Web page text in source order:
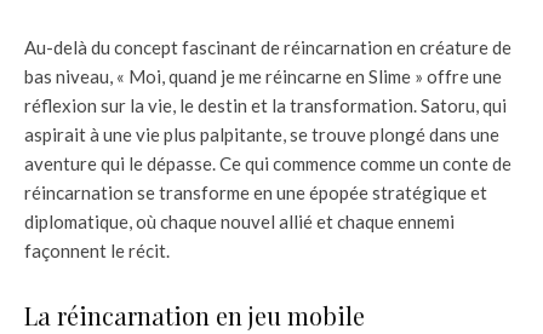
Au-delà du concept fascinant de réincarnation en créature de
bas niveau, « Moi, quand je me réincarne en Slime » offre une
réflexion sur la vie, le destin et la transformation. Satoru, qui
aspirait à une vie plus palpitante, se trouve plongé dans une
aventure qui le dépasse. Ce qui commence comme un conte de
réincarnation se transforme en une épopée stratégique et
diplomatique, où chaque nouvel allié et chaque ennemi
façonnent le récit.
La réincarnation en jeu mobile